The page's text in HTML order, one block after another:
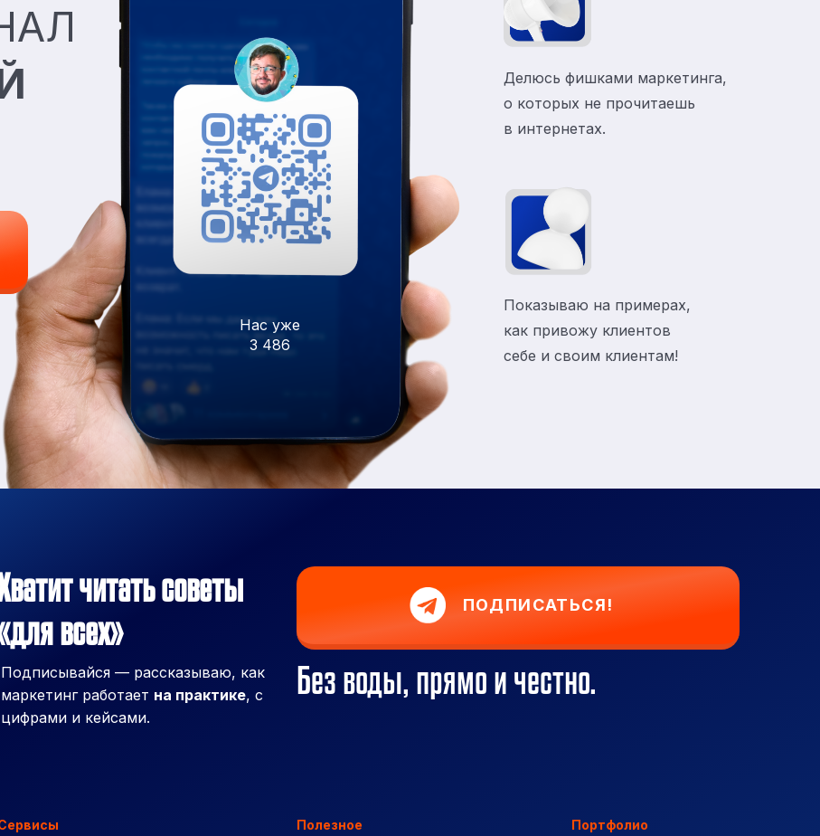
Делюсь фишками маркетинга,
о которых не прочитаешь
в интернетах.
Показываю на примерах,
как привожу клиентов
себе и своим клиентам!
Нас уже
3 486
читать советы
всех»
Подписывайся — рассказываю, как
маркетинг работает на практике, с
цифрами и кейсами.
ПОДПИСАТЬСЯ!
Без воды, прямо и честно.
Полезное Портфолио